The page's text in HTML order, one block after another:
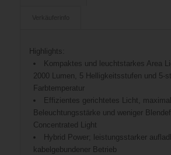
Highlights:
Kompaktes und leuchtstarkes Area
2000 Lumen, 5 Helligkeitsstufen und 5-
Farbtemperatur
Effizientes gerichtetes Licht,
Beleuchtungsstärke und weniger
Concentrated Light
Hybrid Power; leistungsstarker
kabelgebundener Betrieb